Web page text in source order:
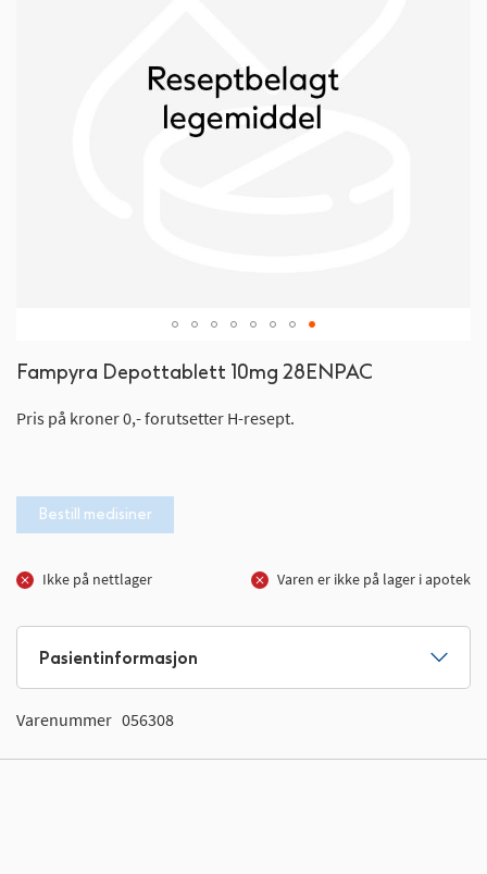
Fampyra Depottablett 10mg 28ENPAC
Pris på kroner 0,- forutsetter H-resept.
Bestill medisiner
Ikke på nettlager Varen er ikke på lager i apotek
til
av
Pasientinformasjon
Varenummer 056308